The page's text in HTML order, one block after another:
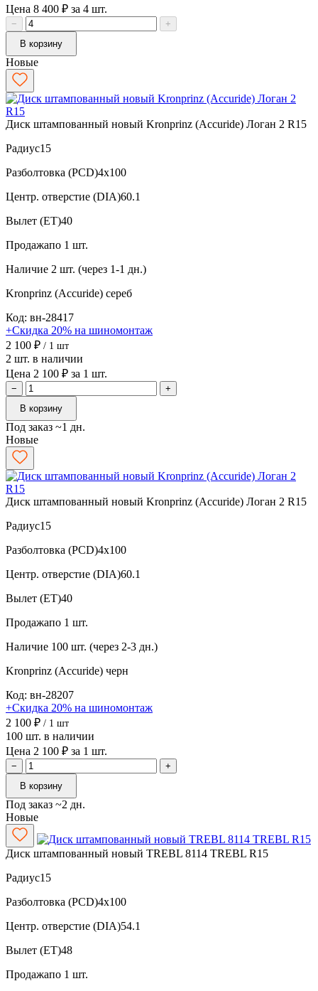
Цена 8 400 ₽ за 4 шт.
−
+
В корзину
Новые
Диск штампованный новый Kronprinz (Accuride) Логан 2 R15
Радиус15
Разболтовка (PCD)4x100
Центр. отверстие (DIA)60.1
Вылет (ET)40
Продажапо 1 шт.
Наличие 2 шт. (через 1-1 дн.)
Kronprinz (Accuride) сереб
Код: вн-28417
+Скидка 20% на шиномонтаж
2 100 ₽ / 1 шт
2 шт. в наличии
Цена 2 100 ₽ за 1 шт.
−
+
В корзину
Под заказ ~1 дн.
Новые
Диск штампованный новый Kronprinz (Accuride) Логан 2 R15
Радиус15
Разболтовка (PCD)4x100
Центр. отверстие (DIA)60.1
Вылет (ET)40
Продажапо 1 шт.
Наличие 100 шт. (через 2-3 дн.)
Kronprinz (Accuride) черн
Код: вн-28207
+Скидка 20% на шиномонтаж
2 100 ₽ / 1 шт
100 шт. в наличии
Цена 2 100 ₽ за 1 шт.
−
+
В корзину
Под заказ ~2 дн.
Новые
Диск штампованный новый TREBL 8114 TREBL R15
Радиус15
Разболтовка (PCD)4x100
Центр. отверстие (DIA)54.1
Вылет (ET)48
Продажапо 1 шт.